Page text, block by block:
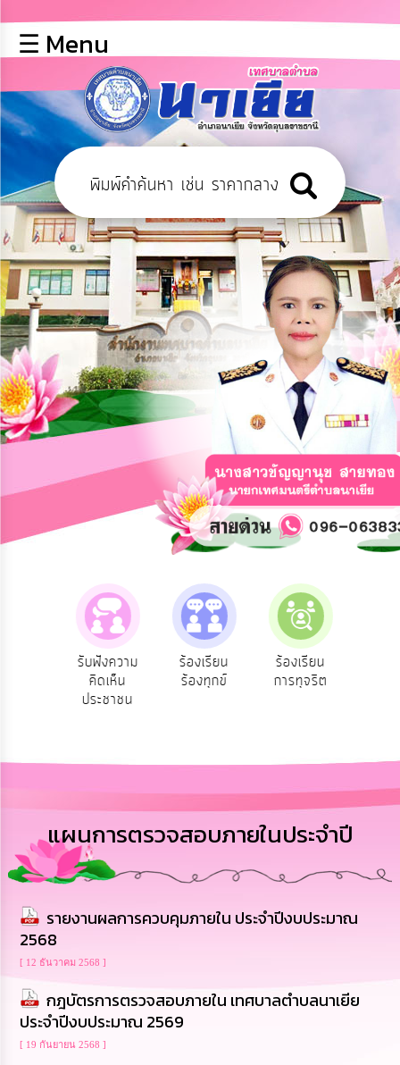
หลัก
ข้อมูล
พื้น
ฐาน
บุคลากร
ข่าว
ประชาสัมพันธ์
การ
เปิด
เผย
ข้อมูล
สาธารณะ
OIT
การ
ปฏิสัมพันธ์
ความ
ยุทธศาสตร์/
ทรัพยากร
การ
บริหาร
งาน
การ
ส่ง
เสริม
ความ
โปร่งใส
การ
จัด
ซื้อ
☰ Menu
รับฟังความ
คิดเห็น
ประชาชน
ร้องเรียน
ร้องทุกข์
ร้องเรียน
การทุจริต
แผนการตรวจสอบภายในประจำปี
รายงานผลการควบคุมภายใน ประจำปีงบประมาณ
2568
[ 12 ธันวาคม 2568 ]
กฎบัตรการตรวจสอบภายใน เทศบาลตำบลนาเยีย
ประจำปีงบประมาณ 2569
[ 19 กันยายน 2568 ]